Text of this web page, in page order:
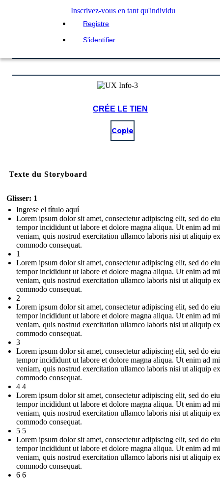
Inscrivez-vous en tant qu'individu
Registre
S'identifier
CRÉE LE TIEN
Copie
Texte du Storyboard
Glisser: 1
Ingrese el título aquí
Lorem ipsum dolor sit amet, consectetur adipiscing elit, sed do
tempor incididunt ut labore et dolore magna aliqua. Ut enim ad
veniam, quis nostrud exercitation ullamco laboris nisi ut aliquip
commodo consequat.
1
Lorem ipsum dolor sit amet, consectetur adipiscing elit, sed do
tempor incididunt ut labore et dolore magna aliqua. Ut enim ad
veniam, quis nostrud exercitation ullamco laboris nisi ut aliquip
commodo consequat.
2
Lorem ipsum dolor sit amet, consectetur adipiscing elit, sed do
tempor incididunt ut labore et dolore magna aliqua. Ut enim ad
veniam, quis nostrud exercitation ullamco laboris nisi ut aliquip
commodo consequat.
3
Lorem ipsum dolor sit amet, consectetur adipiscing elit, sed do
tempor incididunt ut labore et dolore magna aliqua. Ut enim ad
veniam, quis nostrud exercitation ullamco laboris nisi ut aliquip
commodo consequat.
4 4
Lorem ipsum dolor sit amet, consectetur adipiscing elit, sed do
tempor incididunt ut labore et dolore magna aliqua. Ut enim ad
veniam, quis nostrud exercitation ullamco laboris nisi ut aliquip
commodo consequat.
5 5
Lorem ipsum dolor sit amet, consectetur adipiscing elit, sed do
tempor incididunt ut labore et dolore magna aliqua. Ut enim ad
veniam, quis nostrud exercitation ullamco laboris nisi ut aliquip
commodo consequat.
6 6